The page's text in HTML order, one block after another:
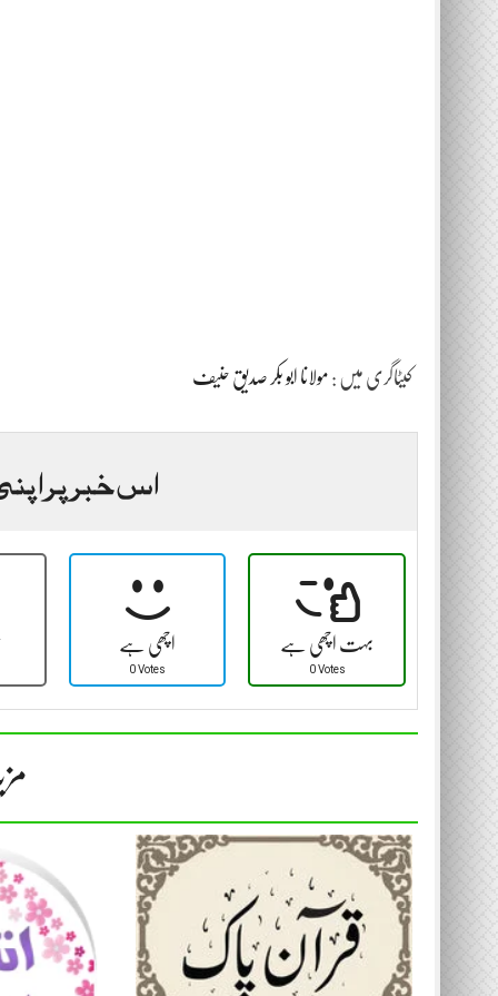
کیٹاگری میں : مولانا ابو بکر صدیق حنیف
اس خبر پر
اچھی ہے
0 Votes
بہت اچھی ہے
0 Votes